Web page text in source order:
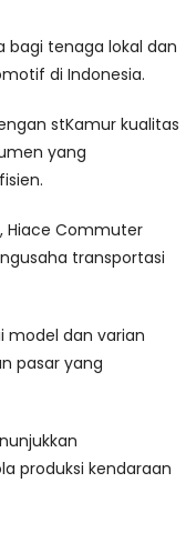
bagi tenaga lokal dan
di Indonesia.
stKamur kualitas
yang
Hiace Commuter
transportasi
model dan varian
pasar yang
produksi kendaraan